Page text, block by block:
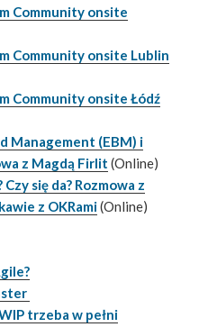
Community onsite
Community onsite Lublin
Community onsite Łódź
Management (EBM) i
z Magdą Firlit (Online)
Czy się da? Rozmowa z
z OKRami(Online)
trzeba w pełni